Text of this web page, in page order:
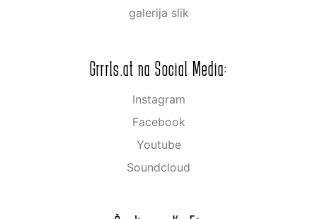
galerija slik
Grrrls.at na Social Media:
Instagram
Facebook
Youtube
Soundcloud